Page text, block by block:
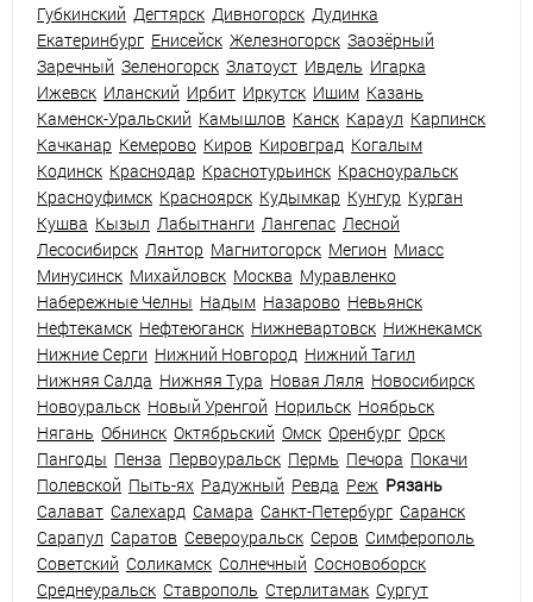
Губкинский Дегтярск Дивногорск Дудинка
Екатеринбург Енисейск Железногорск Заозёрный
Заречный Зеленогорск Златоуст Ивдель Игарка
Ижевск Иланский Ирбит Иркутск Ишим Казань
Каменск-Уральский Камышлов Канск Караул Карпинск
Качканар Кемерово Киров Кировград Когалым
Кодинск Краснодар Краснотурьинск Красноуральск
Красноуфимск Красноярск Кудымкар Кунгур Курган
Кушва Кызыл Лабытнанги Лангепас Лесной
Лесосибирск Лянтор Магнитогорск Мегион Миасс
Минусинск Михайловск Москва Муравленко
Набережные Челны Надым Назарово Невьянск
Нефтекамск Нефтеюганск Нижневартовск Нижнекамск
Нижние Серги Нижний Новгород Нижний Тагил
Нижняя Салда Нижняя Тура Новая Ляля Новосибирск
Новоуральск Новый Уренгой Норильск Ноябрьск
Нягань Обнинск Октябрьский Омск Оренбург Орск
Пангоды Пенза Первоуральск Пермь Печора Покачи
Полевской Пыть-ях Радужный Ревда Реж Рязань
Салават Салехард Самара Санкт-Петербург Саранск
Сарапул Саратов Североуральск Серов Симферополь
Советский Соликамск Солнечный Сосновоборск
Среднеуральск Ставрополь Стерлитамак Сургут